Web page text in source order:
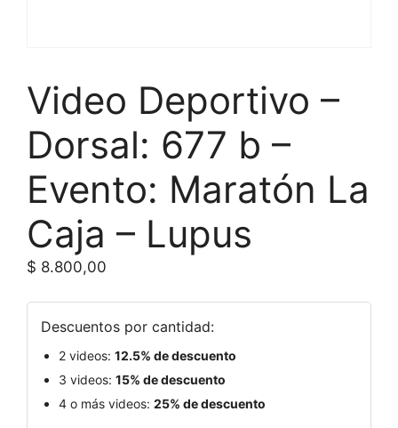
Video Deportivo –
Dorsal: 677 b –
Evento: Maratón La
Caja – Lupus
$ 8.800,00
Descuentos por cantidad:
2 videos: 12.5% de descuento
3 videos: 15% de descuento
4 o más videos: 25% de descuento